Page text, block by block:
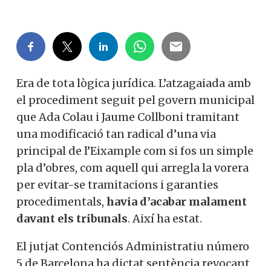
Era de tota lògica jurídica. L’atzagaiada amb
el procediment seguit pel govern municipal
que Ada Colau i Jaume Collboni tramitant
una modificació tan radical d’una via
principal de l’Eixample com si fos un simple
pla d’obres, com aquell qui arregla la vorera
per evitar-se tramitacions i garanties
procedimentals, havia d’acabar malament
davant els tribunals. Així ha estat.
El jutjat Contenciós Administratiu número
5 de Barcelona ha dictat sentència revocant